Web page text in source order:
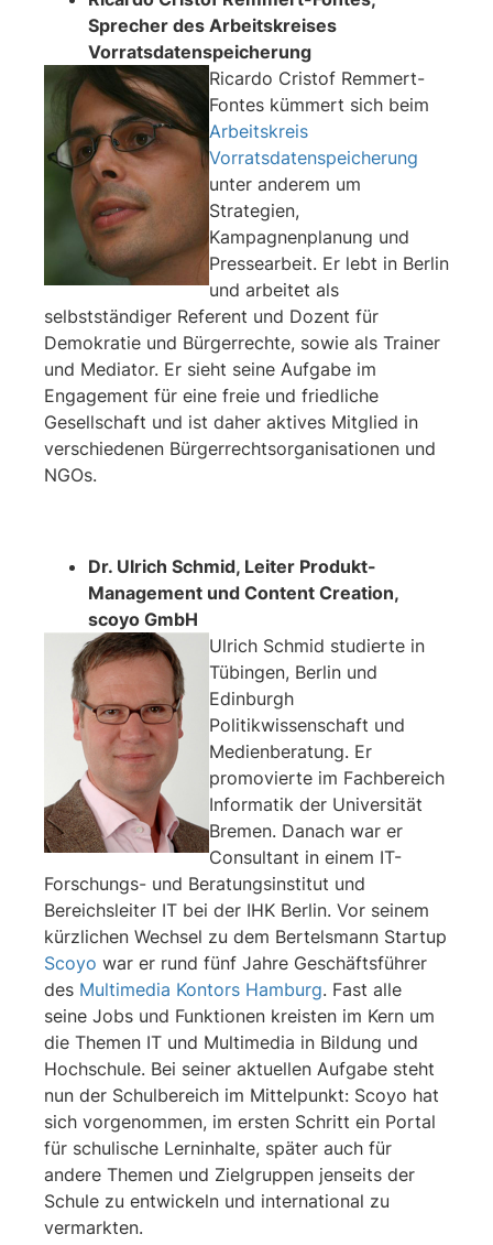
Sprecher des Arbeitskreises
Vorratsdatenspeicherung
Ricardo Cristof Remmert-
Fontes kümmert sich beim
Arbeitskreis
Vorratsdatenspeicherung
unter anderem um
Strategien,
Kampagnenplanung und
Pressearbeit. Er lebt in Berlin
und arbeitet als
selbstständiger Referent und Dozent für
Demokratie und Bürgerrechte, sowie als Trainer
und Mediator. Er sieht seine Aufgabe im
Engagement für eine freie und friedliche
Gesellschaft und ist daher aktives Mitglied in
verschiedenen Bürgerrechtsorganisationen und
NGOs.
Dr. Ulrich Schmid, Leiter Produkt-
Management und Content Creation,
scoyo GmbH
Ulrich Schmid studierte in
Tübingen, Berlin und
Edinburgh
Politikwissenschaft und
Medienberatung. Er
promovierte im Fachbereich
Informatik der Universität
Bremen. Danach war er
Consultant in einem IT-
Forschungs- und Beratungsinstitut und
Bereichsleiter IT bei der IHK Berlin. Vor seinem
kürzlichen Wechsel zu dem Bertelsmann Startup
Scoyo war er rund fünf Jahre Geschäftsführer
des Multimedia Kontors Hamburg. Fast alle
seine Jobs und Funktionen kreisten im Kern um
die Themen IT und Multimedia in Bildung und
Hochschule. Bei seiner aktuellen Aufgabe steht
nun der Schulbereich im Mittelpunkt: Scoyo hat
sich vorgenommen, im ersten Schritt ein Portal
für schulische Lerninhalte, später auch für
andere Themen und Zielgruppen jenseits der
Schule zu entwickeln und international zu
vermarkten.